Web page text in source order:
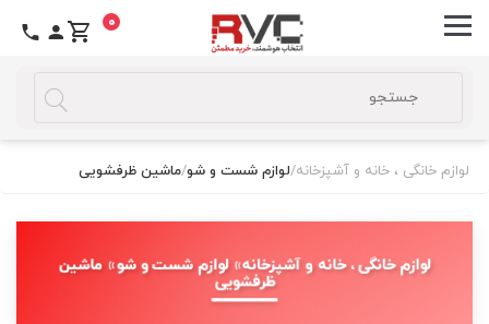
0
لوازم خانگی ، خانه و آشپزخانه/لوازم شست و شو/ماشین ظرفشویی
لوازم خانگی ، خانه و آشپزخانه » لوازم شست و شو » ماشین
ظرفشویی